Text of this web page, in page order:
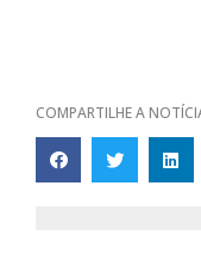
COMPARTILHE A